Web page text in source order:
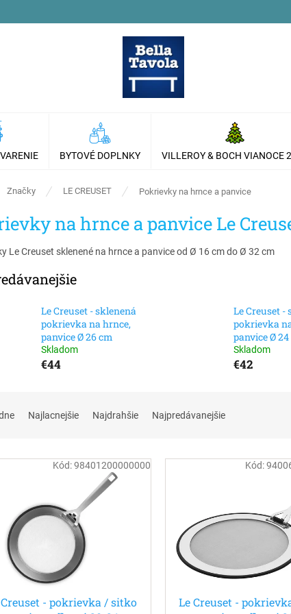
BYTOVÉ DOPLNKY VILLEROY & BOCH VIANOCE
Značky LE CREUSET Pokrievky na hrnce a panvice
na hrnce a panvice Le
Le Creuset sklenené na hrnce a panvice od Ø 16 cm do Ø 32 cm
Le Creuset - sklenená
pokrievka na hrnce,
panvice Ø 26 cm
Skladom
€44
Le Creuset -
pokrievka
panvice Ø
Skladom
€42
Najlacnejšie Najdrahšie Najpredávanejšie
Creuset - pokrievka / sitko
Kód:98401200000000
Le Creuset -
Kód: